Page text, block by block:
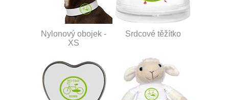
Nylonový obojek -
XS
Srdcové těžítko